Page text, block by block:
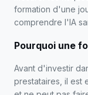
formation d'une
comprendre l'IA
Pourquoi une
Avant d'investir
prestataires, il est